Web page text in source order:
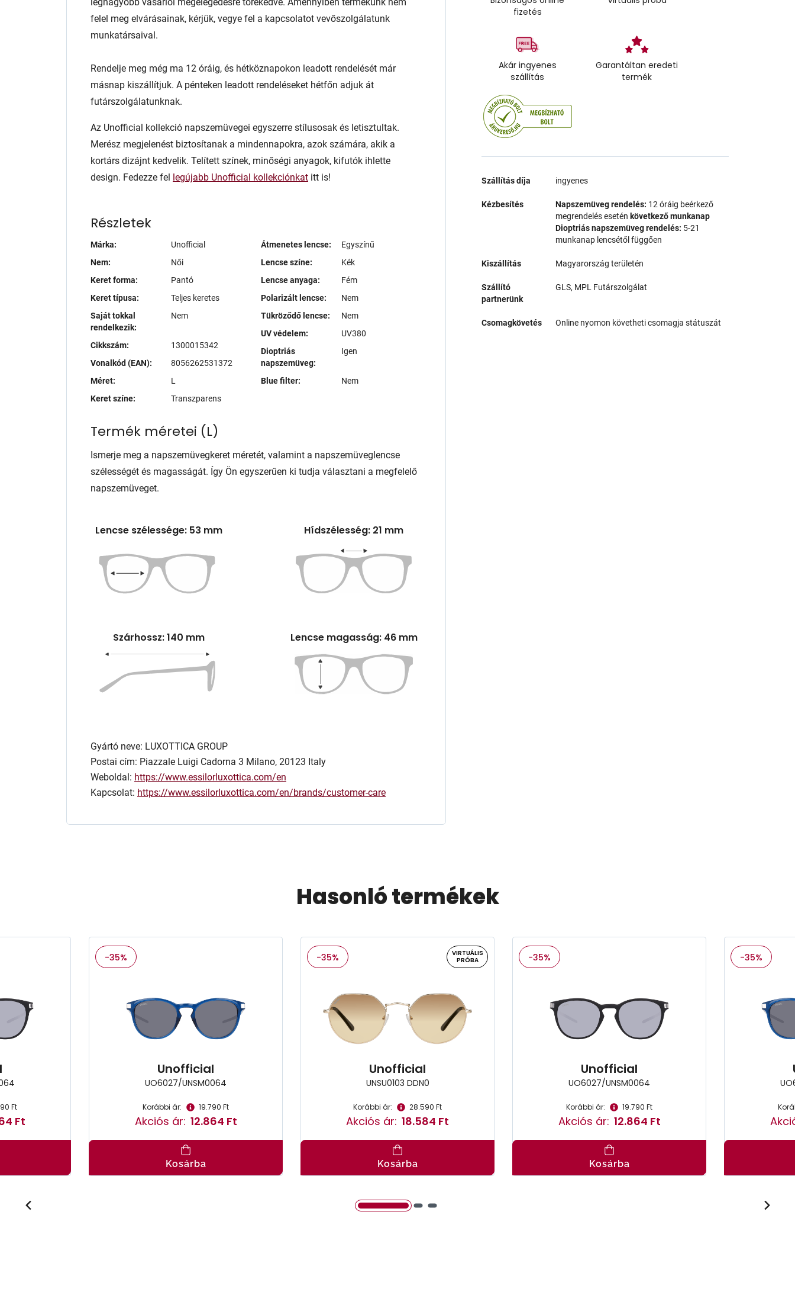
felel meg elvárásainak, kérjük, vegye fel a kapcsolatot vevőszolgálatunk
munkatársaival.
Rendelje meg még ma 12 óráig, és hétköznapokon leadott rendelését már
másnap kiszállítjuk. A pénteken leadott rendeléseket hétfőn adjuk át
futárszolgálatunknak.
Az Unofficial kollekció napszemüvegei egyszerre stílusosak és letisztultak.
Merész megjelenést biztosítanak a mindennapokra, azok számára, akik a
kortárs dizájnt kedvelik. Telített színek, minőségi anyagok, kifutók ihlette
design. Fedezze fel legújabb Unofficial kollekciónkat itt is!
Részletek
Márka:
Unofficial
Nem:
Női
Keret forma:
Pantó
Keret típusa:
Teljes keretes
Saját tokkal
rendelkezik:
Nem
Cikkszám:
1300015342
Vonalkód (EAN):
8056262531372
Méret:
L
Keret színe:
Transzparens
Átmenetes lencse:
Egyszínű
Lencse színe:
Kék
Lencse anyaga:
Fém
Polarizált lencse:
Nem
Tükröződő lencse:
Nem
UV védelem:
UV380
Dioptriás
napszemüveg:
Igen
Blue filter: Nem
Termék méretei (L)
Ismerje meg a napszemüvegkeret méretét, valamint a napszemüveglencse
szélességét és magasságát. Így Ön egyszerűen ki tudja választani a megfelelő
napszemüveget.
Lencse szélessége: 53 mm Hídszélesség: 21 mm
Szárhossz: 140 mm Lencse magasság: 46 mm
Gyártó neve: LUXOTTICA GROUP
Postai cím: Piazzale Luigi Cadorna 3 Milano, 20123 Italy
Weboldal: https://www.essilorluxottica.com/en
Kapcsolat: https://www.essilorluxottica.com/en/brands/customer-care
fizetés
Akár ingyenes
szállítás
Garantáltan eredeti
termék
Szállítás díja ingyenes
Kézbesítés Napszemüveg rendelés: 12 óráig beérkező
megrendelés esetén következő munkanap
Dioptriás napszemüveg rendelés: 5-21
munkanap lencsétől függően
Kiszállítás Magyarország területén
Szállító
partnerünk
GLS, MPL Futárszolgálat
Csomagkövetés Online nyomon követheti csomagja státuszát
Hasonló termékek
Ft
Ft
-35%
Unofficial
UO6027/UNSM0064
Korábbi ár: 19.790 Ft
Akciós ár: 12.864 Ft
Kosárba
-35%
VIRTUÁLIS
PRÓBA
Unofficial
UNSU0103 DDN0
Korábbi ár: 28.590 Ft
Akciós ár: 18.584 Ft
Kosárba
-35%
Unofficial
UO6027/UNSM0064
Korábbi ár: 19.790 Ft
Akciós ár: 12.864 Ft
Kosárba
-35%